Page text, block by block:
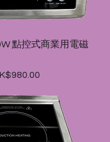
點控式商業用電磁
銷價格